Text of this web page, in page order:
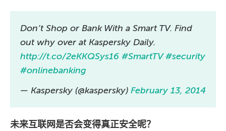
Don’t Shop or Bank With a Smart TV. Find
out why over at Kaspersky Daily.
http://t.co/2eKKQSys16 #SmartTV #security
#onlinebanking
— Kaspersky (@kaspersky) February 13, 2014
未来互联网是否会变得真正安全呢？